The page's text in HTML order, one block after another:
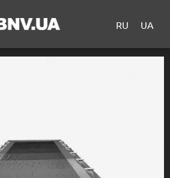
RU UA